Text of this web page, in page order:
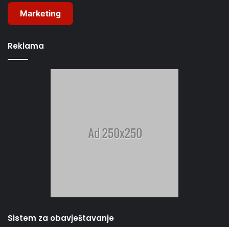
Marketing
Reklama
Sistem za obavještavanje